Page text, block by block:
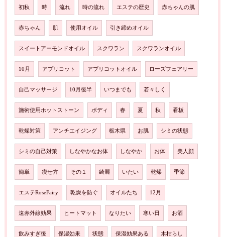
初秋 時 流れ 時の流れ エステの歴史 赤ちゃんの肌
赤ちゃん 肌 使用オイル 引き締めオイル
スイートアーモンドオイル スクワラン スクワランオイル
10月 アプリコット アプリコットオイル ローズフェアリー
自己マッサージ 10月後半 いつまでも 若々しく
施術使用ホットストーン ボディ 春 夏 秋 看板
乾燥対策 アンチエイジング 栃木県 お肌 シミの状態
シミの自己対策 しなやかなお体 しなやか お体 美人顔
簡単 瘦せ方 その１ 綺麗 いたい 乾燥 季節
エステRoseFairy 乾燥を防ぐ オイルたち 12月
遠赤外線効果 ヒートマット なりたい 寒い日 お酒
飲みすぎ後 保湿効果 状態 保湿効果ある 木枯らし